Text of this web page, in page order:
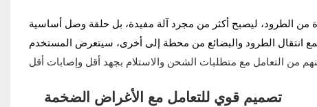
من الطرود، ليصبح أكثر من مجرد آلة مفيدة، بل حلقة وصل أساسية
انتقال الطرود والبضائع من محطة إلى أخرى، سيتعرض المستخدم
تصميم قوي للتعامل مع الأغراض الضخمة